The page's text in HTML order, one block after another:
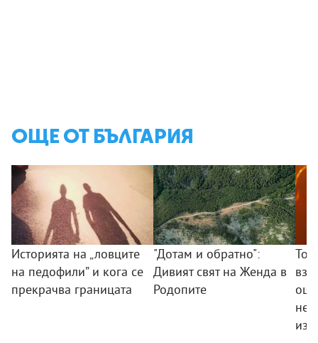
ОЩЕ ОТ БЪЛГАРИЯ
Историята на „ловците
на педофили” и кога се
прекрачва границата
"Дотам и обратно":
Дивият свят на Женда в
Родопите
не